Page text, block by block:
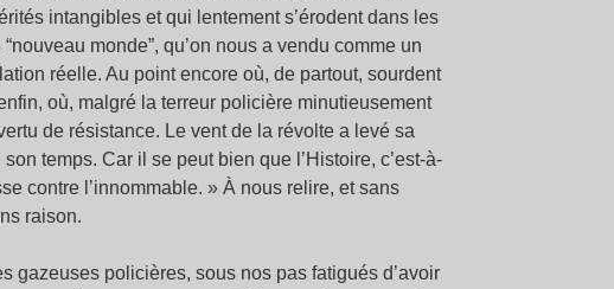
intangibles et qui lentement s’érodent dans les
monde”, qu’on nous a vendu comme un
réelle. Au point encore où, de partout, sourdent
où, malgré la terreur policière minutieusement
de résistance. Le vent de la révolte a levé sa
temps. Car il se peut bien que l’Histoire, c’est-à-
contre l’innommable. » À nous relire, et sans
raison.
gazeuses policières, sous nos pas fatigués d’avoir